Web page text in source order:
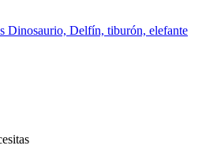
Dinosaurio, Delfín, tiburón, elefante